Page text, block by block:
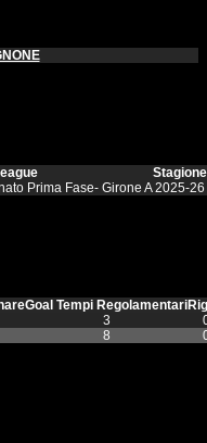
Stagione
Prima Fase- Girone A2025-26
Goal Tempi Regolamentari
3
8